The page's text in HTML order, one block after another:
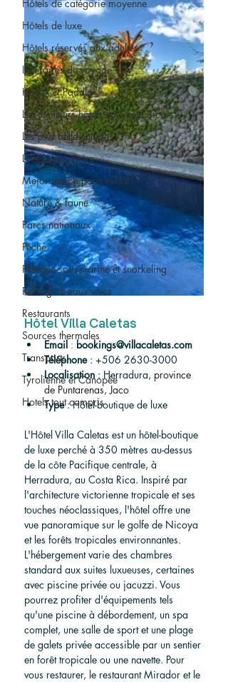
Hôtels de catégorie moyenne
Hôtels de luxe
Hôtels réservés aux adultes
Itinéraires de voyage
Kayak & Paddle
Les meilleurs hôtels au Costa Rica
Les plus belles plages
Louer une voiture
Mejor época para visitar
Nature & faune
Parcs nationaux
Pêche
Plongée sous-marine et snorkeling
Rafting en eaux vives
Restaurants
Sources thermales
Transports
Tyrolienne et Canopée
Hotels tout compris
Hôtel Villa Caletas
Email : bookings@villacaletas.com
Téléphone : +506 2630-3000
Localisation : Herradura, province
de Puntarenas, Jaco
Type : Hôtel-boutique de luxe
L'Hôtel Villa Caletas est un hôtel-boutique
de luxe perché à 350 mètres au-dessus
de la côte Pacifique centrale, à
Herradura, au Costa Rica. Inspiré par
l'architecture victorienne tropicale et ses
touches néoclassiques, l'hôtel offre une
vue panoramique sur le golfe de Nicoya
et les forêts tropicales environnantes.
L'hébergement varie des chambres
standard aux suites luxueuses, certaines
avec piscine privée ou jacuzzi. Vous
pourrez profiter d'équipements tels
qu'une piscine à débordement, un spa
complet, une salle de sport et une plage
de galets privée accessible par un sentier
en forêt tropicale ou une navette. Pour
vous restaurer, le restaurant Mirador et le